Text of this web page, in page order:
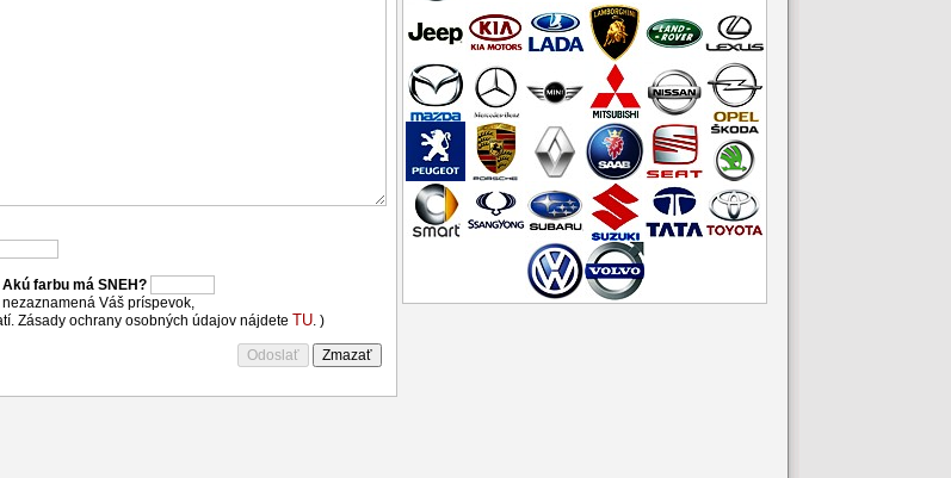
Akú farbu má SNEH?
Váš príspevok,
Zásady ochrany osobných údajov nájdete TU. )